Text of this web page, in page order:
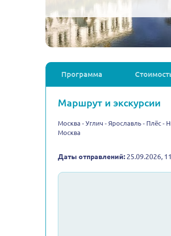
Программа
Маршрут и экскурсии
Москва - Углич - Ярославль - Плёс
Москва
Даты отправлений: 25.09.2026,